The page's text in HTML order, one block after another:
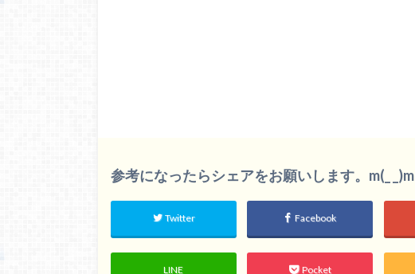
参考になったらシェアをお願いします。m(_ _)m
Twitter Facebook
LINE Pocket